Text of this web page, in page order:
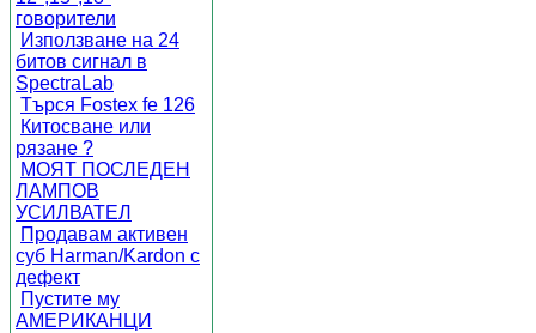
говорители
Използване на 24
битов сигнал в
SpectraLab
Търся Fostex fe 126
Китосване или
рязане ?
МОЯТ ПОСЛЕДЕН
ЛАМПОВ
УСИЛВАТЕЛ
Продавам активен
суб Harman/Kardon с
дефект
Пустите му
АМЕРИКАНЦИ